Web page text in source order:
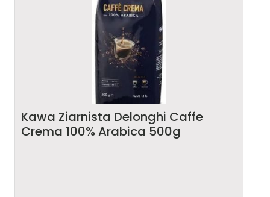
Kawa Ziarnista Delonghi Caffe
Crema 100% Arabica 500g